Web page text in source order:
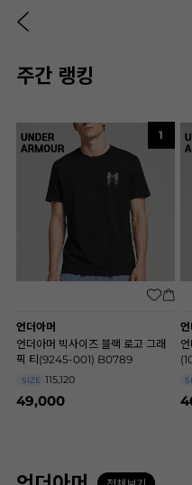
주간 랭킹
1
언더아머
언더아머 빅사이즈 블랙 로고 그래
픽 티(9245-001) B0789
SIZE 115,120
49,000